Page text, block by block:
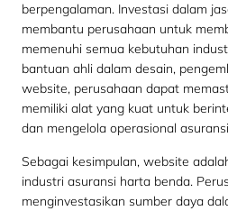
berpengalaman. Investasi dalam
membantu perusahaan untuk
memenuhi semua kebutuhan
bantuan ahli dalam desain,
website, perusahaan dapat
memiliki alat yang kuat untuk
dan mengelola operasional
Sebagai kesimpulan, website
industri asuransi harta benda.
menginvestasikan sumber daya